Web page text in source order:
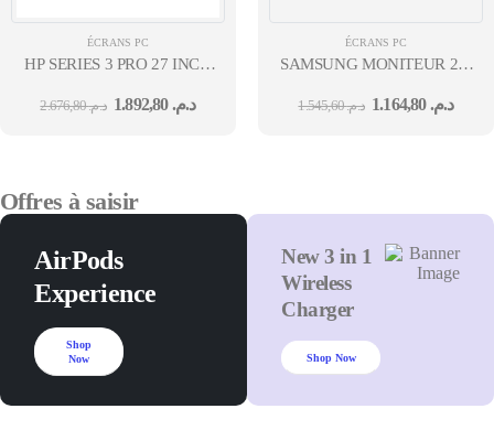
ÉCRANS PC
HP SERIES 3 PRO 27 INCH
د.م.2.676,80 د.م.1.892,80
ÉCRANS PC
SAMSUNG MONITEUR 27''
HD,VA,100HZ,4MS
د.م.1.545,60 د.م.1.164,80
Offres à saisir
AirPods
Experience
Shop
Now
New 3 in 1
Wireless
Charger
Shop Now